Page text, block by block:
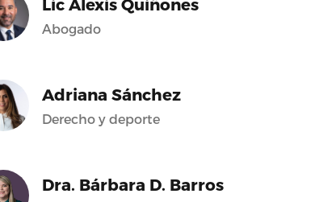
Lic Alexis Quiñones
Abogado
Adriana Sánchez
Derecho y deporte
Dra. Bárbara D. Barros